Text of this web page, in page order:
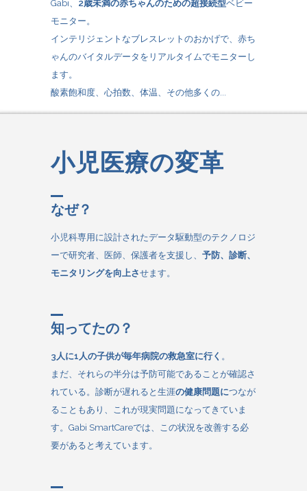
Gabi、 2歳未満の赤ちゃんのための超接続型ベビー
モニター。
インテリジェントなブレスレットのおかげで、赤ち
ゃんのバイタルデータをリアルタイムでモニターし
ます。
酸素飽和度、心拍数、体温、その他多くの...
小児医療の変革
なぜ？
小児科専用に設計されたデータ駆動型のテクノロジ
ーで研究者、医師、保護者を支援し、 予防、診断、
モニタリングを向上させます。
知ってたの？
3人に1人の子供が毎年病院の救急室に行く 。
まだ、それらの半分は予防可能であることが確認さ
れている。診断が遅れると生涯の健康問題につなが
ることもあり、これが現実問題になってきていま
す。Gabi SmartCareでは、この状況を改善する必
要があると考えています。